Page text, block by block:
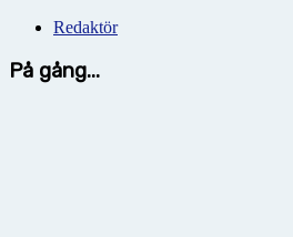
Redaktör
På gång...